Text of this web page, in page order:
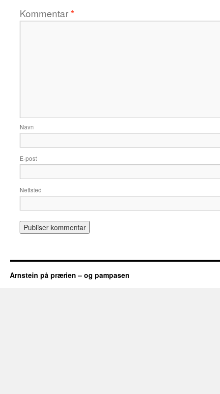
Kommentar*
Navn
E-post
Nettsted
Arnstein på prærien – og pampasen